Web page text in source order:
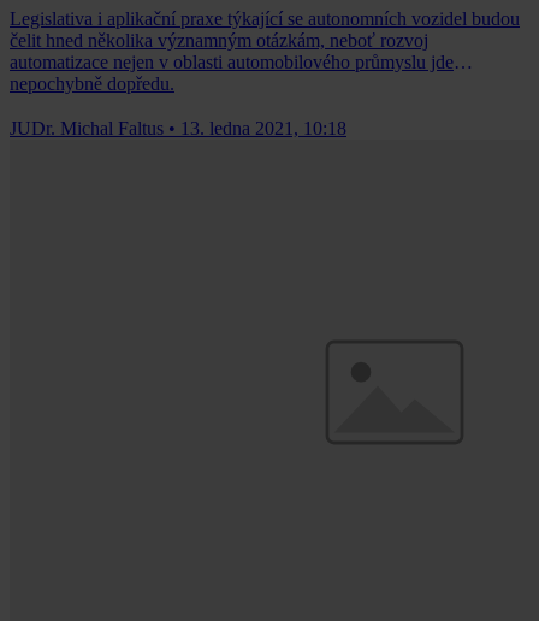
Legislativa i aplikační praxe týkající se autonomních vozidel budou
čelit hned několika významným otázkám, neboť rozvoj
automatizace nejen v oblasti automobilového průmyslu jde
nepochybně dopředu.
JUDr. Michal Faltus • 13. ledna 2021, 10:18